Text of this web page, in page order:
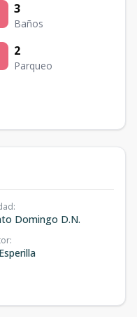
3
Baños
2
Parqueo
:
Domingo D.N.
: